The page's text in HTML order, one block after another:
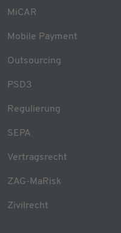
MiCAR
Mobile Payment
Outsourcing
PSD3
Regulierung
SEPA
Vertragsrecht
ZAG-MaRisk
Zivilrecht